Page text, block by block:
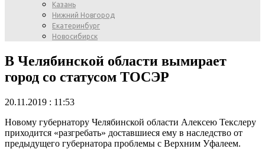
Казань
Нижний Новгород
Екатеринбург
Новосибирск
В Челябинской области вымирает
город со статусом ТОСЭР
20.11.2019 : 11:53
Новому губернатору Челябинской области Алексею Текслеру
приходится «разгребать» доставшиеся ему в наследство от
предыдущего губернатора проблемы с Верхним Уфалеем.